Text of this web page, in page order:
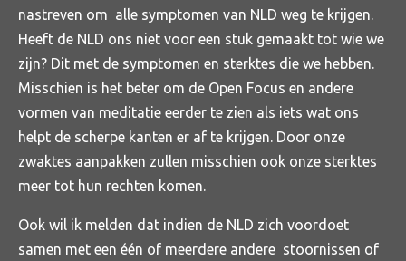
nastreven om alle symptomen van NLD weg te krijgen.
Heeft de NLD ons niet voor een stuk gemaakt tot wie we
zijn? Dit met de symptomen en sterktes die we hebben.
Misschien is het beter om de Open Focus en andere
vormen van meditatie eerder te zien als iets wat ons
helpt de scherpe kanten er af te krijgen. Door onze
zwaktes aanpakken zullen misschien ook onze sterktes
meer tot hun rechten komen.
Ook wil ik melden dat indien de NLD zich voordoet
samen met een één of meerdere andere stoornissen of